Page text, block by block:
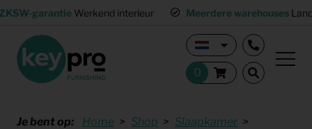
garantie Werkend interieur Meerdere warehouses
Je bent op: Home Shop
Slaapkamer